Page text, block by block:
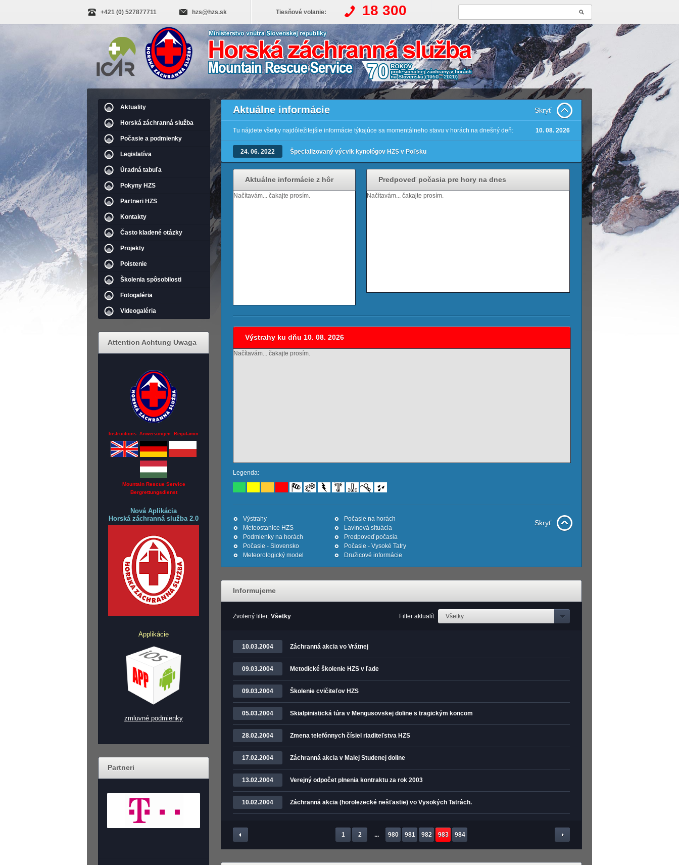
+421 (0) 527877711 hzs@hzs.sk Tiesňové volanie: 18 300
Aktuality
Horská záchranná služba
Počasie a podmienky
Legislatíva
Úradná tabuľa
Pokyny HZS
Partneri HZS
Kontakty
Často kladené otázky
Projekty
Poistenie
Školenia spôsobilosti
Fotogaléria
Videogaléria
Attention Achtung Uwaga
Instructions Anweisungen Regulamin
Mountain Rescue Service
Bergrettungsdienst
Nová Aplikácia
Horská záchranná služba 2.0
Applikácie
zmluvné podmienky
Partneri
Aktuálne informácie z hôr
Načítavám... čakajte prosím.
Predpoveď počasia pre hory na dnes
Načítavám... čakajte prosím.
Výstrahy ku dňu 10. 08. 2026
Načítavám... čakajte prosím.
Legenda:
Skryť
Výstrahy
Počasie na horách
Meteostanice HZS
Lavínová situácia
Podmienky na horách
Predpoveď počasia
Počasie - Slovensko
Počasie - Vysoké Tatry
Meteorologický model
Družicové informácie
Aktuálne informácie Skryť
Tu nájdete všetky najdôležitejšie informácie týkajúce sa momentálneho stavu v horách na dnešný deň: 10. 08. 2026
24. 06. 2022 Špecializovaný výcvik kynológov HZS v Poľsku
Informujeme
Zvolený filter: Všetky Filter aktualít: Všetky
10.03.2004 Záchranná akcia vo Vrátnej
09.03.2004 Metodické školenie HZS v ľade
09.03.2004 Školenie cvičiteľov HZS
05.03.2004 Skialpinistická túra v Mengusovskej doline s tragickým koncom
28.02.2004 Zmena telefónnych čísiel riaditeľstva HZS
17.02.2004 Záchranná akcia v Malej Studenej doline
13.02.2004 Verejný odpočet plnenia kontraktu za rok 2003
10.02.2004 Záchranná akcia (horolezecké nešťastie) vo Vysokých Tatrách.
1 2 ... 980 981 982 983 984